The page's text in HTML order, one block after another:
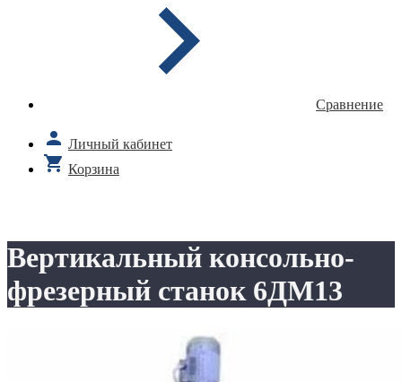
Сравнение
Личный кабинет
Корзина
Вертикальный консольно-
фрезерный станок 6ДМ13